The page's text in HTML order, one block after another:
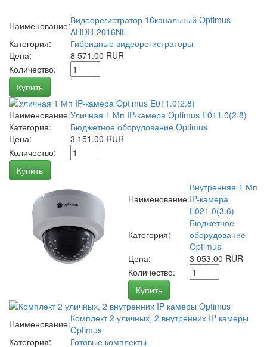
Наименование:Видеорегистратор 16канальный Optimus
AHDR-2016NE
Категория:
Гибридные видеорегистраторы
Цена:
8 571.00 RUR
Количество:
Купить
Наименование:Уличная 1 Мп IP-камера Optimus E011.0(2.8)
Категория:
Бюджетное оборудование Optimus
Цена:
3 151.00 RUR
Количество:
Купить
Наименование:
Внутренняя 1 Мп
IP-камера
E021.0(3.6)
Категория:
Бюджетное
оборудование
Optimus
Цена:
3 053.00 RUR
Количество:
Купить
Наименование:Комплект 2 уличных, 2 внутренних IP камеры
Optimus
Категория:
Готовые комплекты